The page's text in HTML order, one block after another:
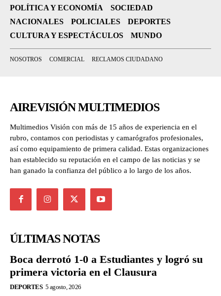
POLÍTICA Y ECONOMÍA
SOCIEDAD
NACIONALES
POLICIALES
DEPORTES
CULTURA Y ESPECTÁCULOS
MUNDO
NOSOTROS COMERCIAL RECLAMOS CIUDADANO
AIREVISIÓN MULTIMEDIOS
Multimedios Visión con más de 15 años de experiencia en el
rubro, contamos con periodistas y camarógrafos profesionales,
así como equipamiento de primera calidad. Estas organizaciones
han establecido su reputación en el campo de las noticias y se
han ganado la confianza del público a lo largo de los años.
ÚLTIMAS NOTAS
Boca derrotó 1-0 a Estudiantes y logró su
primera victoria en el Clausura
DEPORTES 5 agosto, 2026